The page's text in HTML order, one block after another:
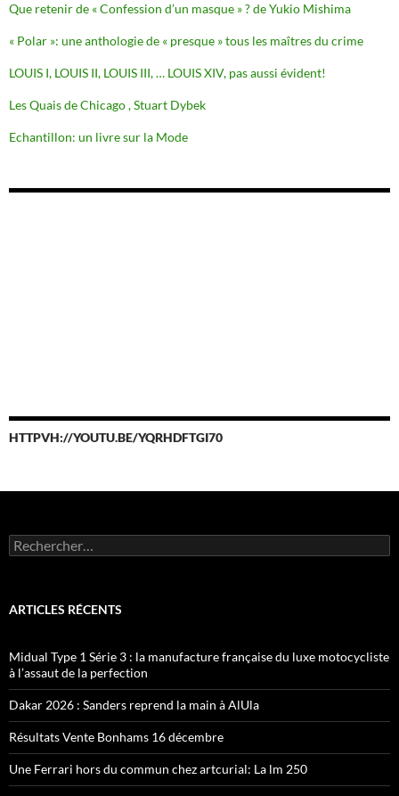
Que retenir de « Confession d’un masque » ? de Yukio Mishima
« Polar »: une anthologie de « presque » tous les maîtres du crime
LOUIS I, LOUIS II, LOUIS III, … LOUIS XIV, pas aussi évident!
Les Quais de Chicago , Stuart Dybek
Echantillon: un livre sur la Mode
HTTPVH://YOUTU.BE/YQRHDFTGI70
Rechercher :
ARTICLES RÉCENTS
Midual Type 1 Série 3 : la manufacture française du luxe motocycliste
à l’assaut de la perfection
Dakar 2026 : Sanders reprend la main à AlUla
Résultats Vente Bonhams 16 décembre
Une Ferrari hors du commun chez artcurial: La lm 250